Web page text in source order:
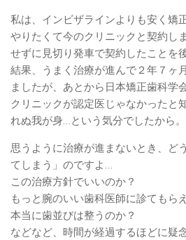
私は、インビザラインよりも安く矯
やりたくて今のクリニックと契約し
せずに見切り発車で契約したことを
結果、うまく治療が進んで２年７ヶ
ましたが、あとから日本矯正歯科学
クリニックが認定医じゃなかったと
れぬ我が身…という気分でしたから。
思うように治療が進まないとき、ど
てしまう」のですよ…
この治療方針でいいのか？
もっと腕のいい歯科医師に診てもら
本当に歯並びは整うのか？
などなど、時間が経過するほどに疑